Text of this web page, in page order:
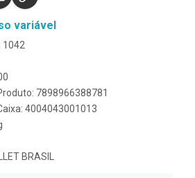
variável
1042
7898966388781
4004043001013
BRASIL